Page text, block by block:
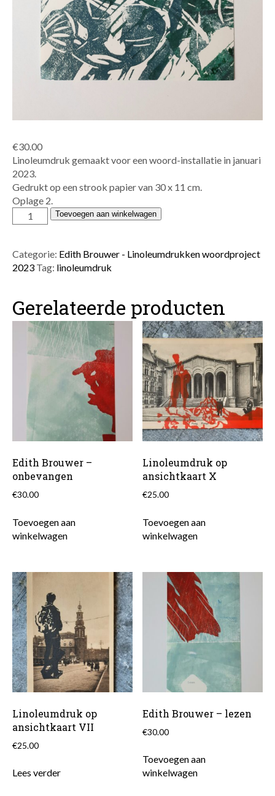
€30.00
Linoleumdruk gemaakt voor een woord-installatie in januari
2023.
Gedrukt op een strook papier van 30 x 11 cm.
Oplage 2.
Edith
Brouwer
veerkracht
2
Toevoegen aan winkelwagen
Categorie: Edith Brouwer - Linoleumdrukken woordproject
2023 Tag: linoleumdruk
Gerelateerde producten
Edith Brouwer –
onbevangen
€30.00
Toevoegen aan
winkelwagen
Linoleumdruk op
ansichtkaart X
€25.00
Toevoegen aan
winkelwagen
Linoleumdruk op
ansichtkaart VII
€25.00
Lees verder
Edith Brouwer – lezen
€30.00
Toevoegen aan
winkelwagen